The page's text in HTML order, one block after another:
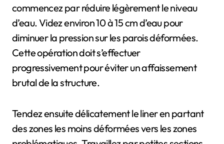
commencez par réduire légèrement le niveau
d’eau. Videz environ 10 à 15 cm d’eau pour
diminuer la pression sur les parois déformées.
Cette opération doit s’effectuer
progressivement pour éviter un affaissement
brutal de la structure.
Tendez ensuite délicatement le liner en partant
des zones les moins déformées vers les zones